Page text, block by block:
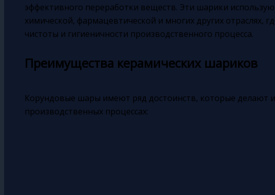
эффективного переработки веществ. Эти шарики
химической, фармацевтической и многих других отраслях,
чистоты и гигиеничности производственного процесса.
Преимущества керамических шариков
Корундовые шары имеют ряд достоинств, которые делают
производственных процессах: